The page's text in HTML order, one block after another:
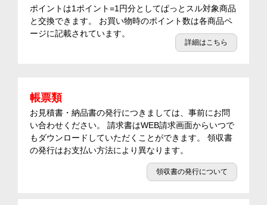
ポイントは1ポイント=1円分としてぱっとスル対象商品
と交換できます。 お買い物時のポイント数は各商品ペ
ージに記載されています。
詳細はこちら
帳票類
お見積書・納品書の発行につきましては、事前にお問
い合わせください。 請求書はWEB請求画面からいつで
もダウンロードしていただくことができます。 領収書
の発行はお支払い方法により異なります。
領収書の発行について